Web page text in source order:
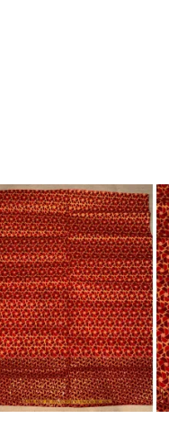
AJOUTER AU PANIER